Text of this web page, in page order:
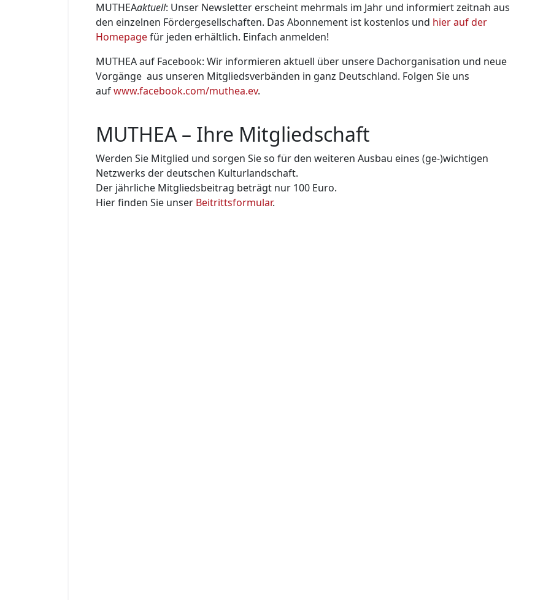
MUTHEAaktuell: Unser Newsletter erscheint mehrmals im Jahr und informiert zeitnah aus
den einzelnen Fördergesellschaften. Das Abonnement ist kostenlos und hier auf der
Homepagefür jeden erhältlich. Einfach anmelden!
MUTHEA auf Facebook: Wir informieren aktuell über unsere Dachorganisation und neue
Vorgänge aus unseren Mitglieds­verbänden in ganz Deutschland. Folgen Sie uns
aufwww.facebook.com/muthea.ev.
MUTHEA – Ihre Mitgliedschaft
Werden Sie Mitglied und sorgen Sie so für den weiteren Ausbau eines (ge-)wichtigen
Netzwerks der deutschen Kulturland­schaft.
Der jährliche Mitgliedsbeitrag beträgt nur 100 Euro.
Hier finden Sie unser Beitrittsformular.